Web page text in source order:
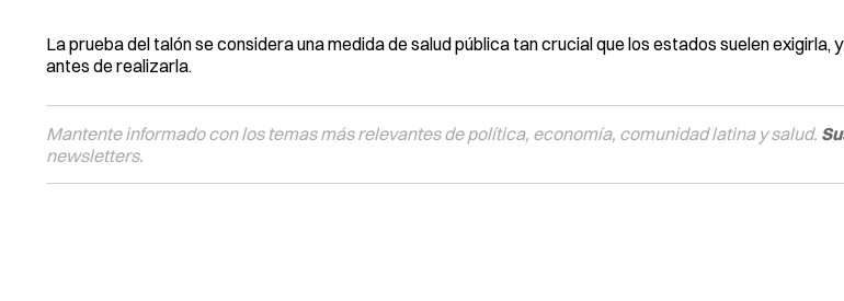
La prueba del talón se considera una medida de salud pública tan crucial que los estados suelen exigirla,
antes de realizarla.
Mantente informado con los temas más relevantes de política, economía, comunidad latina y salud.
newsletters.